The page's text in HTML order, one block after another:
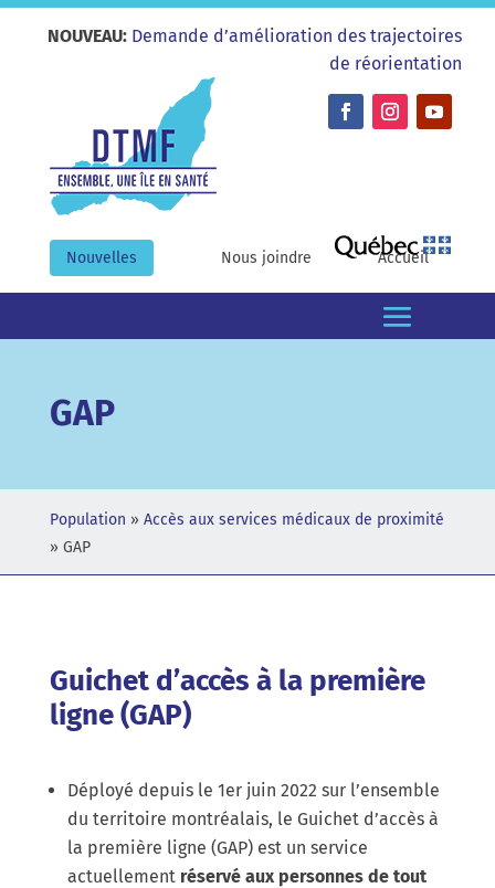
Accueil
Nous joindre
Nouvelles
NOUVEAU: Demande d’amélioration des trajectoires
de réorientation
GAP
Population » Accès aux services médicaux de proximité
» GAP
Guichet d’accès à la première
ligne (GAP)
Déployé depuis le 1er juin 2022 sur l’ensemble
du territoire montréalais, le Guichet d’accès à
la première ligne (GAP) est un service
actuellement réservé aux personnes de tout